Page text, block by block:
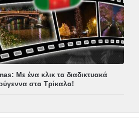
Με ένα κλικ τα διαδικτυακά
στα Τρίκαλα!